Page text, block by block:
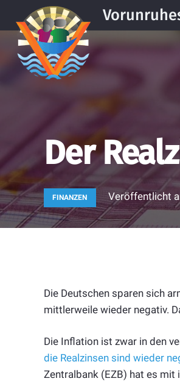
Der
FINANZEN Veröffentlicht
Die Deutschen sparen sich
mittlerweile wieder negativ.
Die Inflation ist zwar in den
die Realzinsen sind wieder
Zentralbank (EZB) hat es